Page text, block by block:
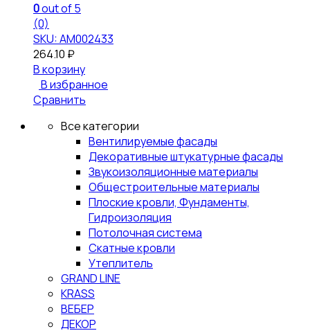
0out of 5
(0)
SKU: АМ002433
264.10 ₽
В корзину
В избранное
Сравнить
Все категории
Вентилируемые фасады
Декоративные штукатурные фасады
Звукоизоляционные материалы
Общестроительные материалы
Плоские кровли, Фундаменты,
Гидроизоляция
Потолочная система
Скатные кровли
Утеплитель
GRAND LINE
KRASS
ВЕБЕР
ДЕКОР